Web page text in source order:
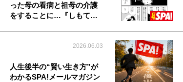
った母の看病と祖母の介護
をすることに…『しもて…
2026.06.03
人生後半の“賢い生き方”が
わかるSPA!メールマガジン